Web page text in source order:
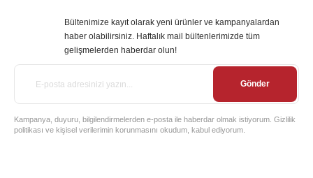
Bültenimize kayıt olarak yeni ürünler ve kampanyalardan
haber olabilirsiniz. Haftalık mail bültenlerimizde tüm
gelişmelerden haberdar olun!
Gönder
Kampanya, duyuru, bilgilendirmelerden e-posta ile haberdar olmak istiyorum. Gizlilik
politikası ve kişisel verilerimin korunmasını okudum, kabul ediyorum.